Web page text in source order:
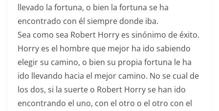
llevado la fortuna, o bien la fortuna se ha
encontrado con él siempre donde iba.
Sea como sea Robert Horry es sinónimo de éxito.
Horry es el hombre que mejor ha ido sabiendo
elegir su camino, o bien su propia fortuna le ha
ido llevando hacia el mejor camino. No se cual de
los dos, si la suerte o Robert Horry se han ido
encontrando el uno, con el otro o el otro con el